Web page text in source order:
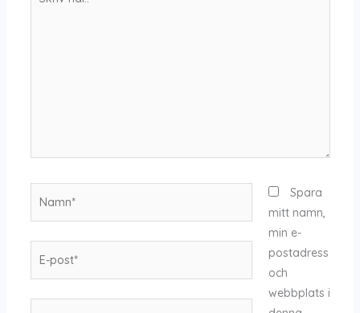
post*
Spara
mitt namn,
min e-
postadress
och
webbplats i